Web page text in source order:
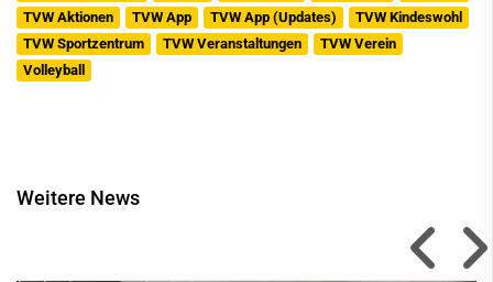
TVW Aktionen
TVW App TVW App (Updates)
TVW Kindeswohl
TVW Sportzentrum
TVW Veranstaltungen
TVW Verein
Volleyball
Weitere News